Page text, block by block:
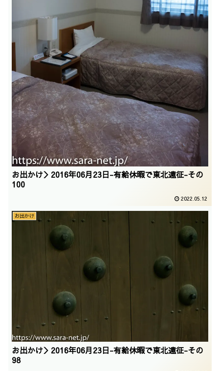
お出かけ＞2016年06月23日-有給休暇で東北遠征-その
100
2022.05.12
お出かけ
お出かけ＞2016年06月23日-有給休暇で東北遠征-その
98